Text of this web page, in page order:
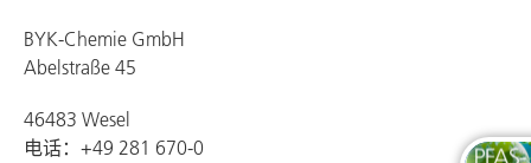
BYK-Chemie GmbH
Abelstraße 45
46483 Wesel
电话：+49 281 670-0